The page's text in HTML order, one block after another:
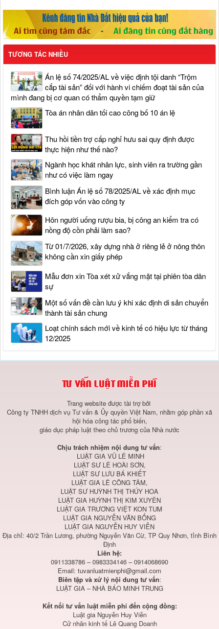
TƯƠNG TÁC NHIỀU
Án lệ số 74/2025/AL về việc định tội danh “Trộm
cắp tài sản” đối với hành vi chiếm đoạt tài sản của
mình đang bị cơ quan có thẩm quyền tạm giữ
Tòa án nhân dân tối cao công bố 10 án lệ
Thu hồi tiền trợ cấp nghỉ hưu sai quy định được
thực hiện như thế nào?
Ngành học khát nhân lực, sinh viên ra trường gần
như có việc làm ngay
Bình luận Án lệ số 78/2025/AL về xác định mục
đích góp vốn vào công ty
Hôn người uống rượu bia, bị công an kiểm tra có
nồng độ cồn phải làm sao?
Từ 01/7/2026, xây dựng nhà ở riêng lẻ ở nông thôn
không cần xin giấy phép
Mẫu đơn xin Tòa xét xử vắng mặt tại phiên tòa dân
sự
Một số vấn đề cần lưu ý khi xác định di sản chuyển
thành tài sản chung
Loạt chính sách mới về kinh tế có hiệu lực từ tháng
12/2025
Trang website được tài trợ bởi
Công ty TNHH dịch vụ Tư vấn & Ủy quyền Việt Nam, nhằm góp phần xã
hội hóa công tác phổ biến,
giáo dục pháp luật theo chủ trương của Nhà nước
Chịu trách nhiệm nội dung tư vấn:
LUẬT GIA VŨ LÊ MINH
LUẬT SƯ LÊ HOÀI SƠN,
LUẬT SƯ LƯU BÁ KHIẾT
LUẬT GIA LÊ CÔNG TÂM,
LUẬT SƯ HUỲNH THỊ THÚY HOA
LUẬT GIA HUỲNH THỊ KIM XUYÊN
LUẬT GIA TRƯƠNG VIỆT KON TUM
LUẬT GIA NGUYỄN VĂN BỔNG
LUẬT GIA NGUYỄN HUY VIỄN
Địa chỉ: 40/2 Trần Lương, phường Nguyễn Văn Cừ, TP Quy Nhơn, tỉnh Bình
Định
Liên hệ:
0911338786 – 0983334146 – 0914068690
Email: tuvanluatmienphi@gmail.com
Biên tập và xử lý nội dung tư vấn:
LUẬT GIA – NHÀ BÁO MINH TRUNG
Kết nối tư vấn luật miễn phí đến cộng đồng:
Luật gia Nguyễn Huy Viễn
Cử nhân kinh tế Lê Quang Doanh